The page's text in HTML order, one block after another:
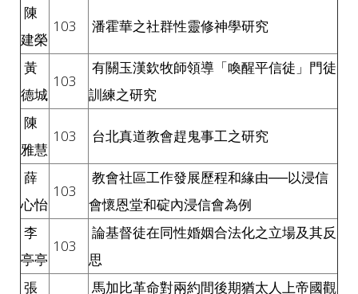
陳
建榮
103 潘霍華之社群性靈修神學研究
黃
德城
103
有關玉漢欽牧師領導「喚醒平信徒」門徒
訓練之研究
陳
雅慧
103 台北真道教會趕鬼事工之研究
薛
心怡
103
教會社區工作發展歷程和緣由──以浸信
會懷恩堂和碇內浸信會為例
李
亭亭
103
論基督徒在同性婚姻合法化之立場及其反
思
張
馬加比革命對兩約間後期猶太人上帝國觀